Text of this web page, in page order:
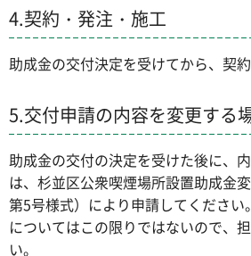
4.契約・発注・施工
助成金の交付決定を受けてから、契
5.交付申請の内容を変更する
助成金の交付の決定を受けた後に、
は、杉並区公衆喫煙場所設置助成金
第5号様式）により申請してくださ
についてはこの限りではないので、
い。